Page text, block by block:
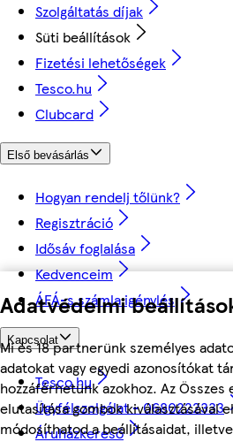
Adatvédelmi
Mi és 18 partnerünk személyes
adatokat vagy egyedi azonosítókat
hozzáférhetünk azokhoz. Az Összes
elutasítása gombok kiválasztásával
módosíthatod a beállításaidat,
Szolgáltatás díjak
Süti beállítások
Fizetési lehetőségek
Tesco.hu
Clubcard
Első bevásárlás
Hogyan rendelj tőlünk?
Regisztráció
Idősáv foglalása
Kedvenceim
ÁFÁ-s számla igénylés
Kapcsolat
Tesco.hu
Ügyfélszolgálat - 0680222333
Áruházkereső